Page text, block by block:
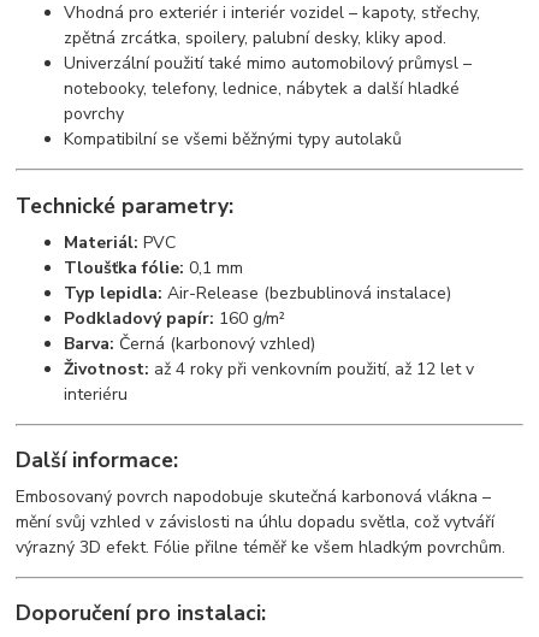
Vhodná pro exteriér i interiér vozidel – kapoty, střechy,
zpětná zrcátka, spoilery, palubní desky, kliky apod.
Univerzální použití také mimo automobilový průmysl –
notebooky, telefony, lednice, nábytek a další hladké
povrchy
Kompatibilní se všemi běžnými typy autolaků
Technické parametry:
Materiál: PVC
Tloušťka fólie: 0,1 mm
Typ lepidla: Air-Release (bezbublinová instalace)
Podkladový papír: 160 g/m²
Barva: Černá (karbonový vzhled)
Životnost: až 4 roky při venkovním použití, až 12 let v
interiéru
Další informace:
Embosovaný povrch napodobuje skutečná karbonová vlákna –
mění svůj vzhled v závislosti na úhlu dopadu světla, což vytváří
výrazný 3D efekt. Fólie přilne téměř ke všem hladkým povrchům.
Doporučení pro instalaci: